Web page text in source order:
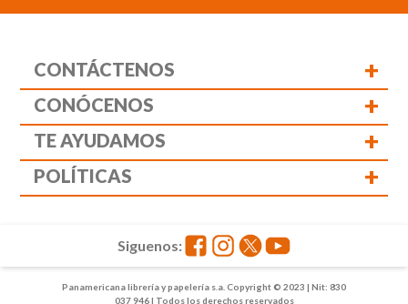
CONTÁCTENOS +
CONÓCENOS +
TE AYUDAMOS +
POLÍTICAS +
Panamericana librería y papelería s.a. Copyright © 2023 | Nit: 830
037 946 | Todos los derechos reservados
Siguenos: